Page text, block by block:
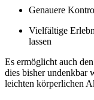
Genauere
Vielfältige
lassen
Es ermöglicht auch
dies bisher undenkbar
leichten körperlichen